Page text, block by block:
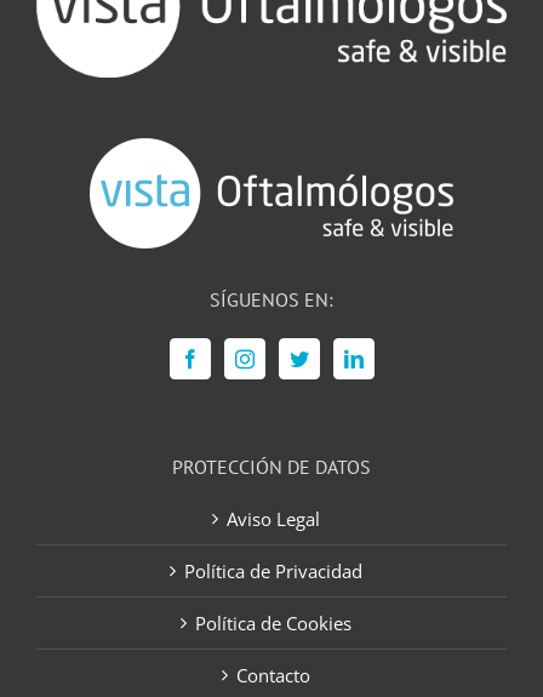
SÍGUENOS EN:
PROTECCIÓN DE DATOS
Aviso Legal
Política de Privacidad
Política de Cookies
Contacto